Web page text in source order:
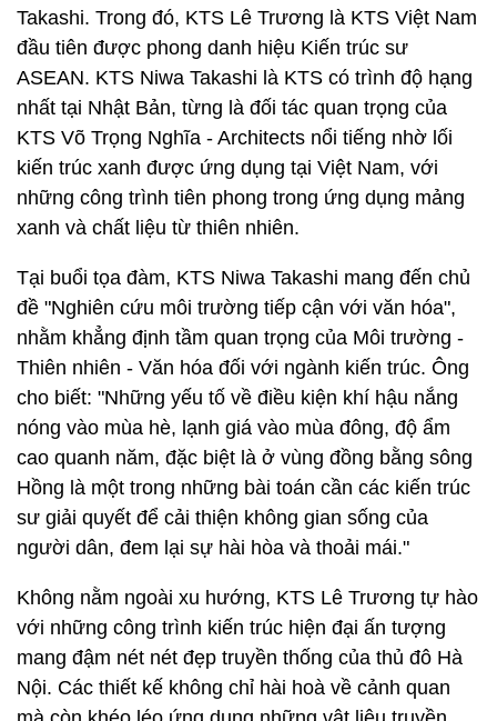
Takashi. Trong đó, KTS Lê Trương là KTS Việt Nam
đầu tiên được phong danh hiệu Kiến trúc sư
ASEAN. KTS Niwa Takashi là KTS có trình độ hạng
nhất tại Nhật Bản, từng là đối tác quan trọng của
KTS Võ Trọng Nghĩa - Architects nổi tiếng nhờ lối
kiến trúc xanh được ứng dụng tại Việt Nam, với
những công trình tiên phong trong ứng dụng mảng
xanh và chất liệu từ thiên nhiên.
Tại buổi tọa đàm, KTS Niwa Takashi mang đến chủ
đề "Nghiên cứu môi trường tiếp cận với văn hóa",
nhằm khẳng định tầm quan trọng của Môi trường -
Thiên nhiên - Văn hóa đối với ngành kiến trúc. Ông
cho biết: "Những yếu tố về điều kiện khí hậu nắng
nóng vào mùa hè, lạnh giá vào mùa đông, độ ẩm
cao quanh năm, đặc biệt là ở vùng đồng bằng sông
Hồng là một trong những bài toán cần các kiến trúc
sư giải quyết để cải thiện không gian sống của
người dân, đem lại sự hài hòa và thoải mái."
Không nằm ngoài xu hướng, KTS Lê Trương tự hào
với những công trình kiến trúc hiện đại ấn tượng
mang đậm nét nét đẹp truyền thống của thủ đô Hà
Nội. Các thiết kế không chỉ hài hoà về cảnh quan